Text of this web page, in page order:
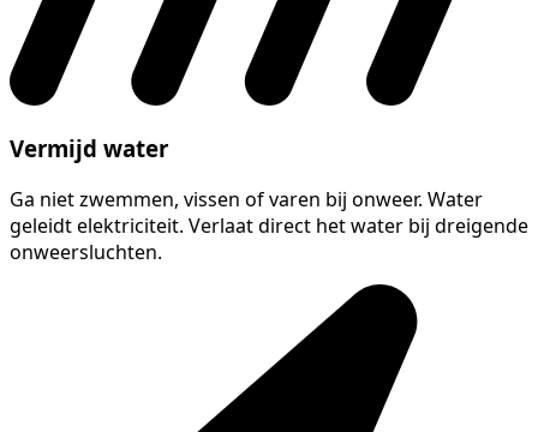
Vermijd water
Ga niet zwemmen, vissen of varen bij onweer. Water
geleidt elektriciteit. Verlaat direct het water bij dreigende
onweersluchten.